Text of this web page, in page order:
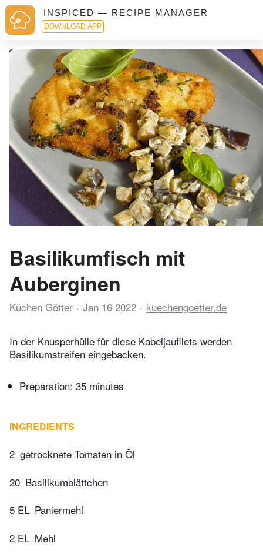
INSPICED — RECIPE MANAGER
DOWNLOAD APP
Basilikumfisch mit
Auberginen
Küchen Götter Jan 16 2022 kuechengoetter.de
In der Knusperhülle für diese Kabeljaufilets werden
Basilikumstreifen eingebacken.
Preparation: 35 minutes
INGREDIENTS
2 getrocknete Tomaten in Öl
20 Basilikumblättchen
5 EL Paniermehl
2 EL Mehl